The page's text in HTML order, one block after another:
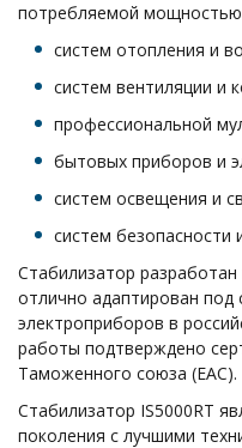
потребляемой
систем отопления и
систем вентиляции и
профессиональной
бытовых приборов и
систем освещения и
систем безопасности
Стабилизатор
отлично адаптирован под
электроприборов в
работы подтверждено
Таможенного союза (EAC).
Стабилизатор IS5000RT
поколения с лучшими